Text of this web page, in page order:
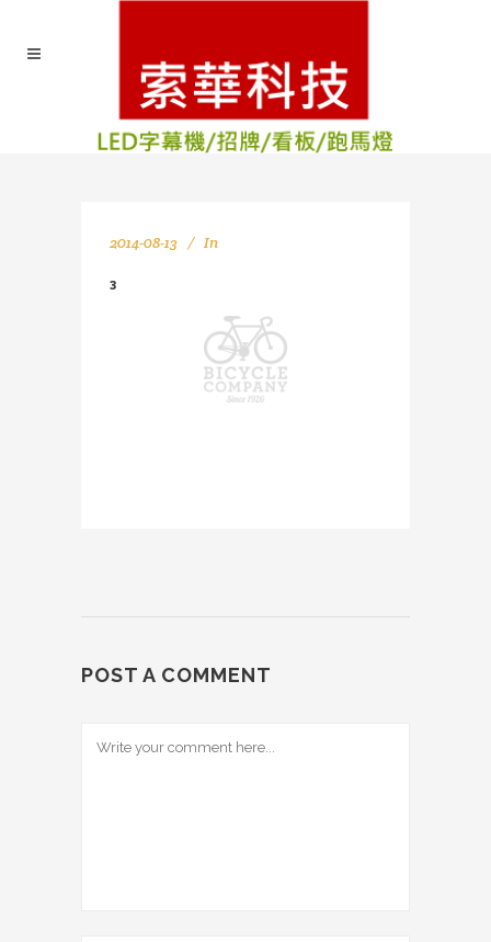
2014-08-13 In
3
POST A COMMENT